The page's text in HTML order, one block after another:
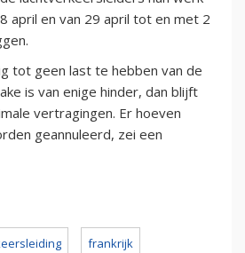
april en van 29 april tot en met 2
tot geen last te hebben van de
is van enige hinder, dan blijft
vertragingen. Er hoeven
geannuleerd, zei een
frankrijk